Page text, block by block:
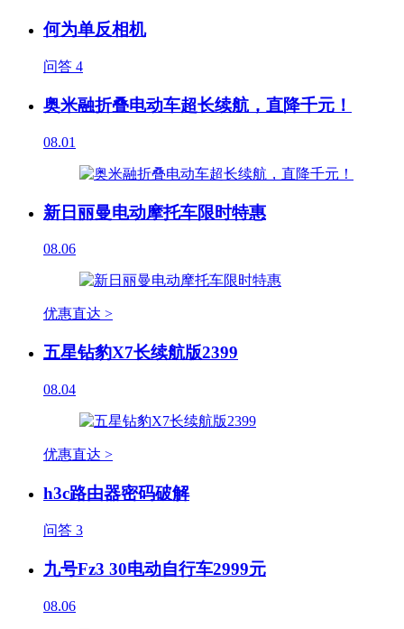
何为单反相机
问答 4
奥米融折叠电动车超长续航，直降千元！
08.01
新日丽曼电动摩托车限时特惠
08.06
优惠直达 >
五星钻豹X7长续航版2399
08.04
优惠直达 >
h3c路由器密码破解
问答 3
九号Fz3 30电动自行车2999元
08.06